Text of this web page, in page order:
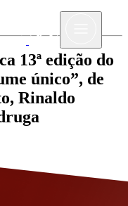
13ª edição do
único”, de
Rinaldo